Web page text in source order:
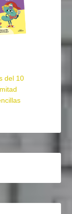
del 10